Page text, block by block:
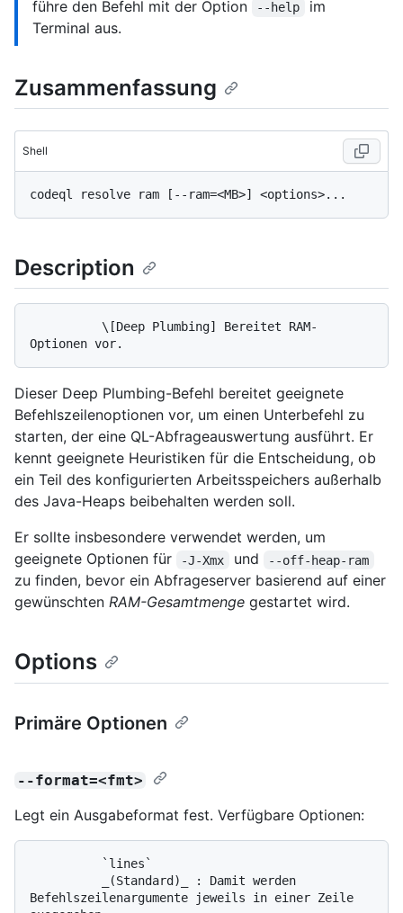
führe den Befehl mit der Option
--help
im
Terminal aus.
Zusammenfassung
Shell
Description
Dieser Deep Plumbing-Befehl bereitet geeignete
Befehlszeilenoptionen vor, um einen Unterbefehl zu
starten, der eine QL-Abfrageauswertung ausführt. Er
kennt geeignete Heuristiken für die Entscheidung, ob
ein Teil des konfigurierten Arbeitsspeichers außerhalb
des Java-Heaps beibehalten werden soll.
Er sollte insbesondere verwendet werden, um
geeignete Optionen für
-J-Xmx und --off-heap-ram
zu finden, bevor ein Abfrageserver basierend auf einer
gewünschten RAM-Gesamtmenge gestartet wird.
Options
Primäre Optionen
--format=<fmt>
Legt ein Ausgabeformat fest. Verfügbare Optionen:
Befehlszeilenargumente jeweils in einer Zeile